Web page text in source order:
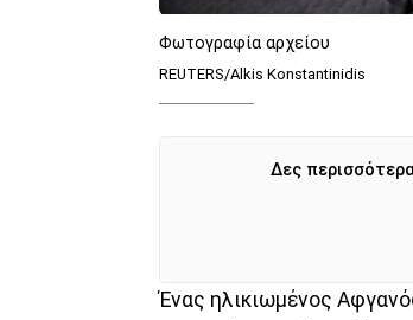
Φωτογραφία αρχείου
REUTERS/Alkis Konstantinidis
Δες
Ένας ηλικιωμένος